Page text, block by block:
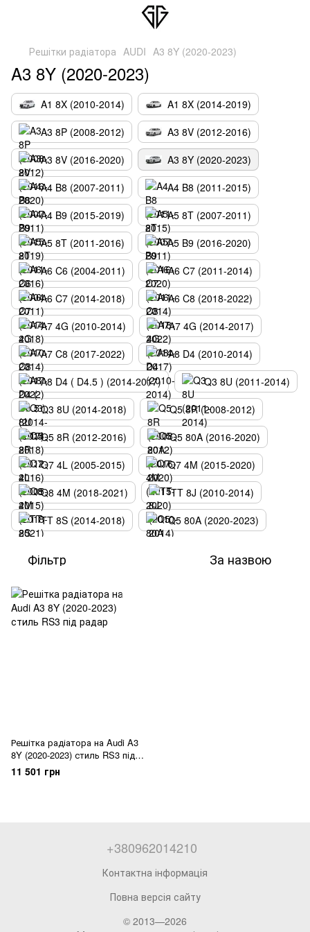
Решітки радіатора AUDI A3 8Y (2020-2023)
A3 8Y (2020-2023)
A1 8X (2010-2014)
A1 8X (2014-2019)
A3 8P (2008-2012)
A3 8V (2012-2016)
A3 8V (2016-2020)
A3 8Y (2020-2023)
A4 B8 (2007-2011)
A4 B8 (2011-2015)
A4 B9 (2015-2019)
A5 8T (2007-2011)
A5 8T (2011-2016)
A5 B9 (2016-2020)
A6 C6 (2004-2011)
A6 C7 (2011-2014)
A6 C7 (2014-2018)
A6 C8 (2018-2022)
A7 4G (2010-2014)
A7 4G (2014-2017)
A7 C8 (2017-2022)
A8 D4 (2010-2014)
A8 D4 ( D4.5 ) (2014-2017)
Q3 8U (2011-2014)
Q3 8U (2014-2018)
Q5 8R (2008-2012)
Q5 8R (2012-2016)
Q5 80A (2016-2020)
Q7 4L (2005-2015)
Q7 4M (2015-2020)
Q8 4M (2018-2021)
TT 8J (2010-2014)
TT 8S (2014-2018)
Q5 80A (2020-2023)
Фільтр За назвою
Решітка радіатора на Audi A3
8Y (2020-2023) стиль RS3 під
радар
11 501 грн
+380962014210
Контактна інформація
Повна версія сайту
© 2013—2026